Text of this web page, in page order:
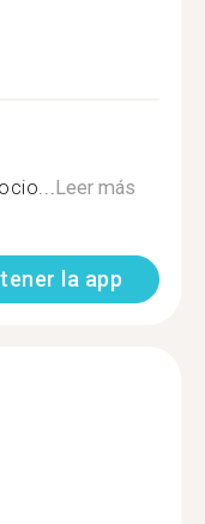
Leer más
la app